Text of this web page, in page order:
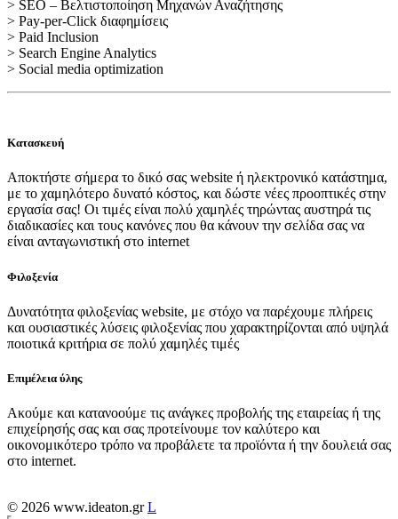
> SEO – Βελτιστοποίηση Μηχανών Αναζήτησης
> Pay-per-Click διαφημίσεις
> Paid Inclusion
> Search Engine Analytics
> Social media optimization
Κατασκευή
Αποκτήστε σήμερα το δικό σας website ή ηλεκτρονικό κατάστημα,
με το χαμηλότερο δυνατό κόστος, και δώστε νέες προοπτικές στην
εργασία σας! Οι τιμές είναι πολύ χαμηλές τηρώντας αυστηρά τις
διαδικασίες και τους κανόνες που θα κάνουν την σελίδα σας να
είναι ανταγωνιστική στο internet
Φιλοξενία
Δυνατότητα φιλοξενίας website, με στόχο να παρέχουμε πλήρεις
και ουσιαστικές λύσεις φιλοξενίας που χαρακτηρίζονται από υψηλά
ποιοτικά κριτήρια σε πολύ χαμηλές τιμές
Επιμέλεια ύλης
Ακούμε και κατανοούμε τις ανάγκες προβολής της εταιρείας ή της
επιχείρησής σας και σας προτείνουμε τον καλύτερο και
οικονομικότερο τρόπο να προβάλετε τα προϊόντα ή την δουλειά σας
στο internet.
© 2026 www.ideaton.grL